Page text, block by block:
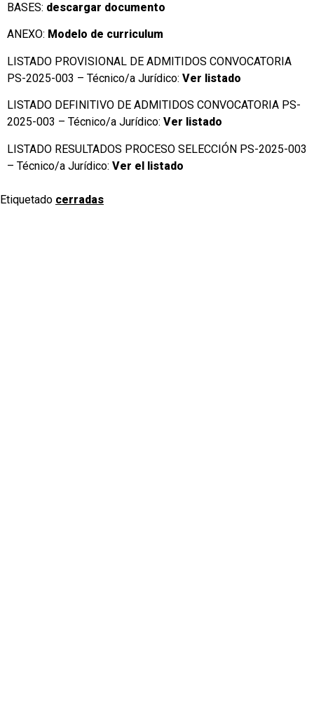
BASES: descargar documento
ANEXO: Modelo de curriculum
LISTADO PROVISIONAL DE ADMITIDOS CONVOCATORIA
PS-2025-003 – Técnico/a Jurídico: Ver listado
LISTADO DEFINITIVO DE ADMITIDOS CONVOCATORIA PS-
2025-003 – Técnico/a Jurídico: Ver listado
LISTADO RESULTADOS PROCESO SELECCIÓN PS-2025-003
– Técnico/a Jurídico: Ver el listado
Etiquetado cerradas